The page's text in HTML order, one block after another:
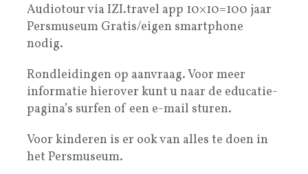
Audiotour via IZI.travel app 10×10=100 jaar
Persmuseum Gratis/eigen smartphone
nodig.
Rondleidingen op aanvraag. Voor meer
informatie hierover kunt u naar de educatie-
pagina’s surfen of een e-mail sturen.
Voor kinderen is er ook van alles te doen in
het Persmuseum.